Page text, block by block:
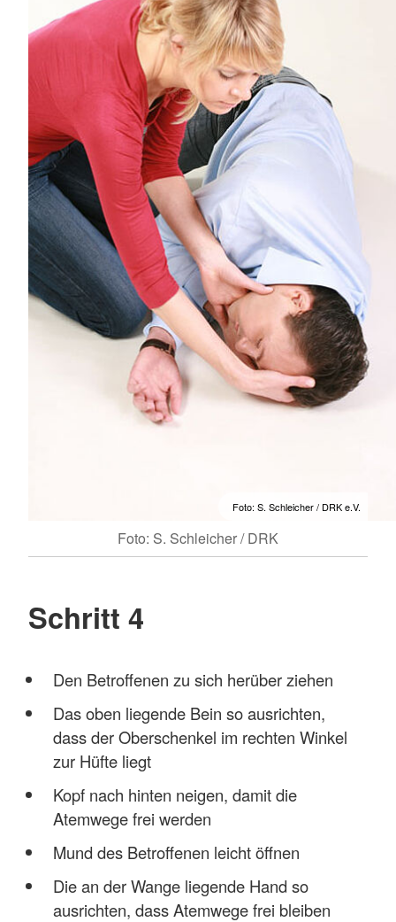
Foto: S. Schleicher / DRK e.V.
Foto: S. Schleicher / DRK
Schritt 4
Den Betroffenen zu sich herüber ziehen
Das oben liegende Bein so ausrichten,
dass der Oberschenkel im rechten Winkel
zur Hüfte liegt
Kopf nach hinten neigen, damit die
Atemwege frei werden
Mund des Betroffenen leicht öffnen
Die an der Wange liegende Hand so
ausrichten, dass Atemwege frei bleiben